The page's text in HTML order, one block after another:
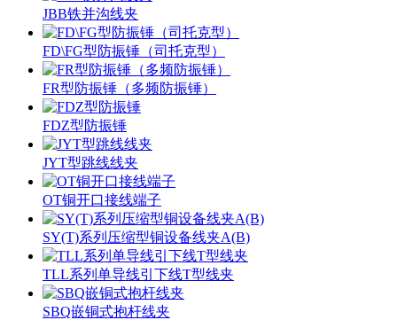
JBB铁并沟线夹
FD\FG型防振锤（司托克型）
FR型防振锤（多频防振锤）
FDZ型防振锤
JYT型跳线线夹
OT铜开口接线端子
SY(T)系列压缩型铜设备线夹A(B)
TLL系列单导线引下线T型线夹
SBQ嵌铜式抱杆线夹